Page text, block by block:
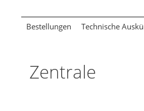
Bestellungen Technische
Zentrale